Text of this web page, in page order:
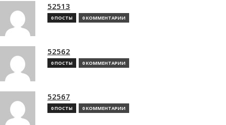
52513
0 ПОСТЫ 0 КОММЕНТАРИИ
52562
0 ПОСТЫ 0 КОММЕНТАРИИ
52567
0 ПОСТЫ 0 КОММЕНТАРИИ